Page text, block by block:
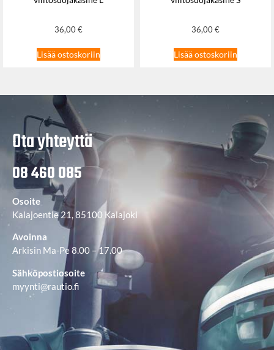
36,00€
Lisää ostoskoriin
36,00€
Lisää ostoskoriin
Ota yhteyttä
08 460 085
Osoite
Kalajoentie 21, 85100 Kalajoki
Avoinna
Arkisin Ma-Pe 8.00 – 17.00
Sähköpostiosoite
myynti@rautio.fi